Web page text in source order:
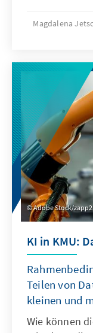
Magdalena
Adobe Stock/
KI in KMU:
Teilen von
kleinen und
Wie können